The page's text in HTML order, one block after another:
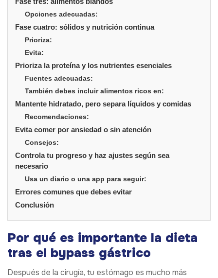
Opciones adecuadas:
Fase cuatro: sólidos y nutrición continua
Prioriza:
Evita:
Prioriza la proteína y los nutrientes esenciales
Fuentes adecuadas:
También debes incluir alimentos ricos en:
Mantente hidratado, pero separa líquidos y comidas
Recomendaciones:
Evita comer por ansiedad o sin atención
Consejos:
Controla tu progreso y haz ajustes según sea
necesario
Usa un diario o una app para seguir:
Errores comunes que debes evitar
Conclusión
Por qué es importante la dieta
tras el bypass gástrico
Después de la cirugía, tu estómago es mucho más